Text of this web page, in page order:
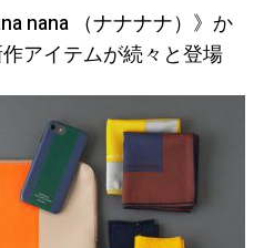
nana （ナナナナ）》か
アイテムが続々と登場